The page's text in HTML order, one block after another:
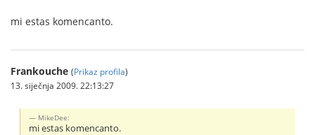
mi estas komencanto.
Frankouche (Prikaz profila)
13. siječnja 2009. 22:13:27
MikeDee:
mi estas komencanto.